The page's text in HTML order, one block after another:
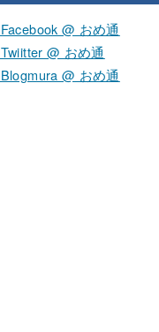
Facebook @ おめ通
Twiitter @ おめ通
Blogmura @ おめ通